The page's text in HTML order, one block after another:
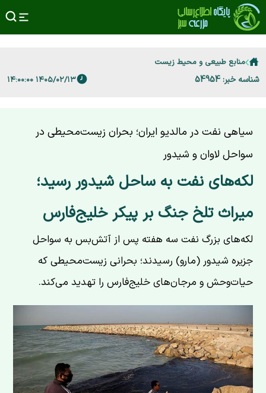
منابع طبیعی و محیط زیست
شناسه خبر: 54954 ۱۴۰۵/۰۲/۱۳ ۱۴:۰۰:۰۰
سیاهی نفت در مالدیو ایران؛ بحران زیست‌محیطی در
سواحل لاوان و شیدور
لکه‌های نفت به ساحل شیدور رسید؛
میراث تلخ جنگ بر پیکر خلیج‌فارس
لکه‌های بزرگ نفت سه هفته پس از آتش‌بس به سواحل
جزیره شیدور (مارو) رسیدند؛ بحرانی زیست‌محیطی که
حیات‌وحش و مرجان‌های خلیج‌فارس را تهدید می‌کند.